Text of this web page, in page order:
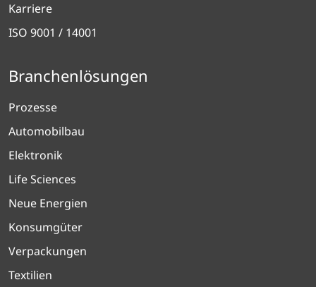
Karriere
ISO 9001 / 14001
Branchenlösungen
Prozesse
Automobilbau
Elektronik
Life Sciences
Neue Energien
Konsumgüter
Verpackungen
Textilien